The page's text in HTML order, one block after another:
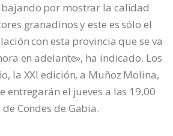
por mostrar la calidad
granadinos y este es sólo el
con esta provincia que se va
en adelante», ha indicado. Los
la XXI edición, a Muñoz Molina,
entregarán el jueves a las 19,00
Condes de Gabia.